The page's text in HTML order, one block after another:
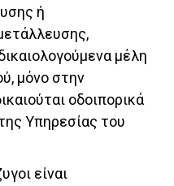
ή
μέλη
μόνο στην
οδοιπορικά
Υπηρεσίας του
είναι